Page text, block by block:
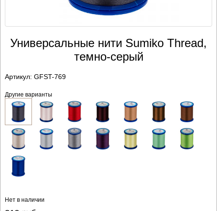
Универсальные нити Sumiko Thread,
темно-серый
Артикул: GFST-769
Другие варианты
Нет в наличии